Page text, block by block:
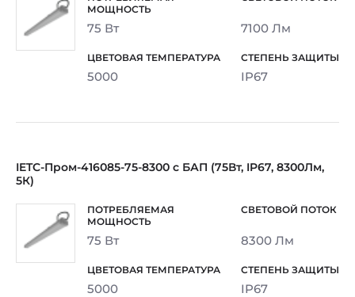
75 Вт 7100 Лм
5000 IP67
IETC-Пром-416085-75-8300 с БАП (75Вт, IP67, 8300Лм,
5К)
75 Вт 8300 Лм
5000 IP67